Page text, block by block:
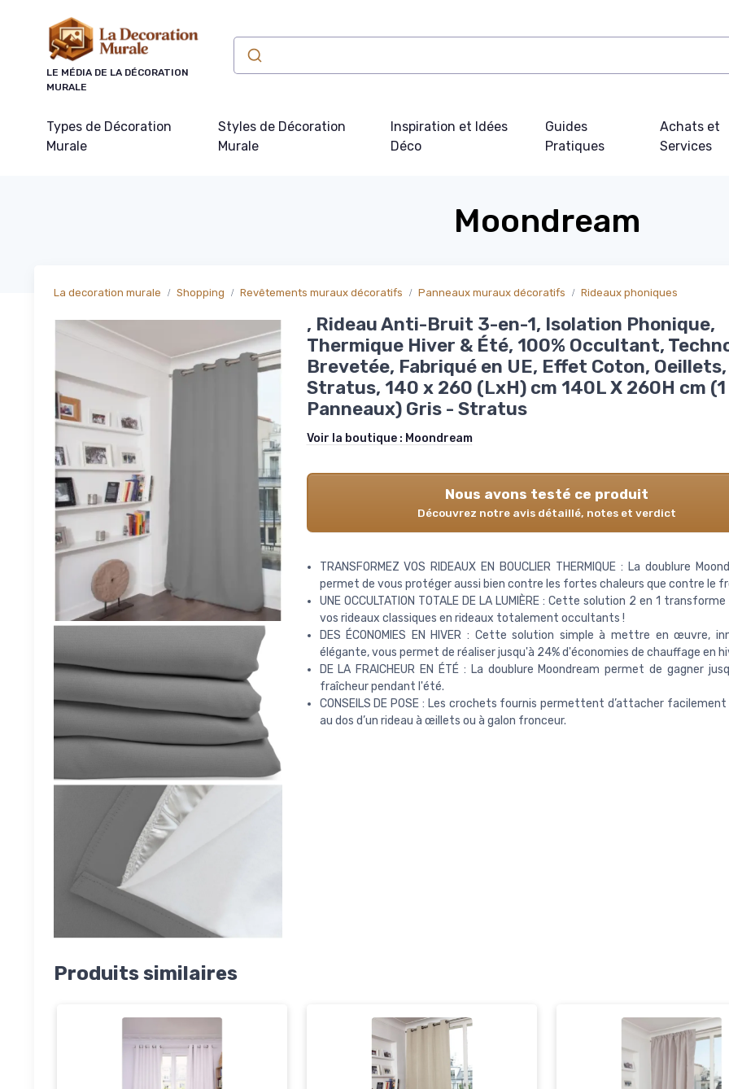
LE MÉDIA DE LA DÉCORATION
MURALE
Types de Décoration
Murale
Styles de Décoration
Murale
Inspiration et Idées
Déco
Guides
Pratiques
Achats et
Services
Moondream
La decoration murale Shopping Revêtements muraux décoratifs Panneaux muraux décoratifs Rideaux phoniques
, Rideau Anti-Bruit 3-en-1, Isolation Phonique,
Thermique Hiver & Été, 100% Occultant,
Brevetée, Fabriqué en UE, Effet Coton,
Stratus, 140 x 260 (LxH) cm 140L X 260H cm (1
Panneaux) Gris - Stratus
Voir la boutique : Moondream
Nous avons testé ce produit
Découvrez notre avis détaillé, notes et verdict
TRANSFORMEZ VOS RIDEAUX EN BOUCLIER THERMIQUE : La doublure
permet de vous protéger aussi bien contre les fortes chaleurs que contre le
UNE OCCULTATION TOTALE DE LA LUMIÈRE : Cette solution 2 en 1
vos rideaux classiques en rideaux totalement occultants !
DES ÉCONOMIES EN HIVER : Cette solution simple à mettre en œuvre,
élégante, vous permet de réaliser jusqu'à 24% d'économies de chauffage en
DE LA FRAICHEUR EN ÉTÉ : La doublure Moondream permet de gagner
fraîcheur pendant l'été.
CONSEILS DE POSE : Les crochets fournis permettent d’attacher facilement
au dos d’un rideau à œillets ou à galon fronceur.
Produits similaires